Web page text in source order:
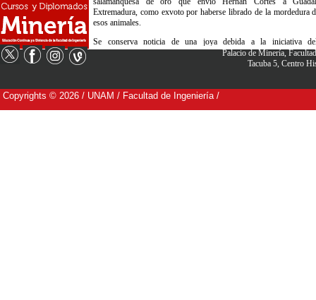
Palacio de Minería,
Tacuba 5, Centro
Copyrights © 2026 / UNAM / Facultad de Ingeniería /